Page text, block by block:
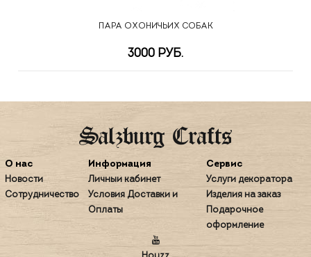
ПАРА ОХОНИЧЬИХ СОБАК
3000 РУБ.
О нас
Новости
Сотрудничество
Информация
Личный кабинет
Условия Доставки и
Оплаты
Сервис
Услуги декоратора
Изделия на заказ
Подарочное
оформление